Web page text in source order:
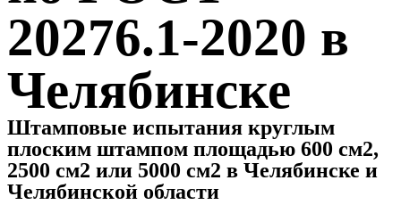
20276.1-2020 в
Челябинске
Штамповые испытания круглым
плоским штампом площадью 600 см2,
2500 см2 или 5000 см2 в Челябинске и
Челябинской области